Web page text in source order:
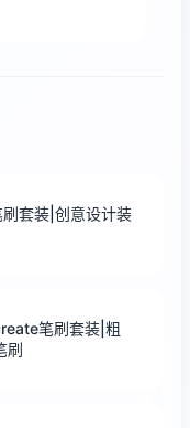
套装|创意设计装
笔刷套装|粗
刷